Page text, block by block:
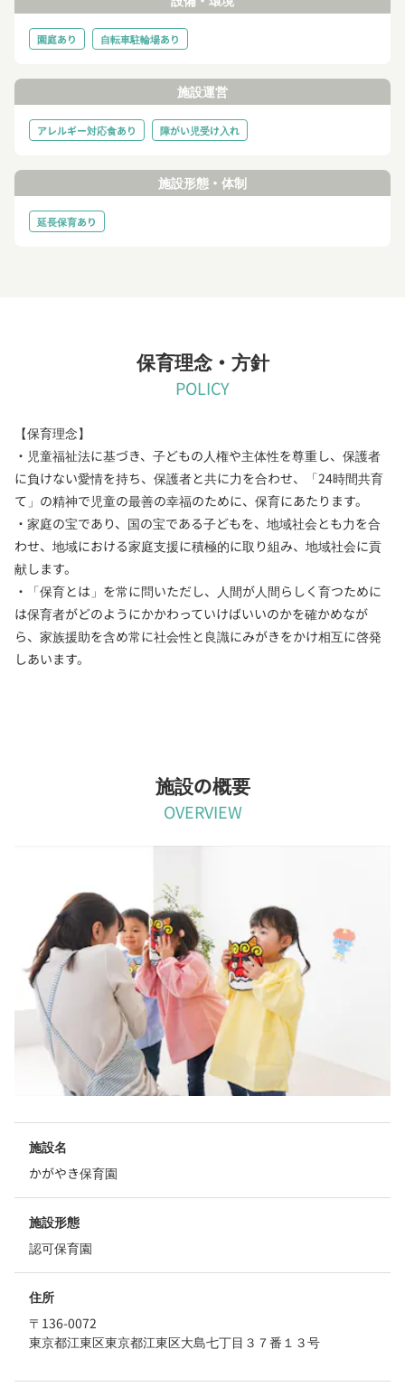
園庭あり 自転車駐輪場あり
施設運営
アレルギー対応食あり 障がい児受け入れ
施設形態・体制
延長保育あり
保育理念・方針
POLICY
【保育理念】
・児童福祉法に基づき、子どもの人権や主体性を尊重し、保護者
に負けない愛情を持ち、保護者と共に力を合わせ、「24時間共育
て」の精神で児童の最善の幸福のために、保育にあたります。
・家庭の宝であり、国の宝である子どもを、地域社会とも力を合
わせ、地域における家庭支援に積極的に取り組み、地域社会に貢
献します。
・「保育とは」を常に問いただし、人間が人間らしく育つために
は保育者がどのようにかかわっていけばいいのかを確かめなが
ら、家族援助を含め常に社会性と良識にみがきをかけ相互に啓発
しあいます。
施設の概要
OVERVIEW
施設名
かがやき保育園
施設形態
認可保育園
住所
〒136-0072
東京都江東区東京都江東区大島七丁目３７番１３号